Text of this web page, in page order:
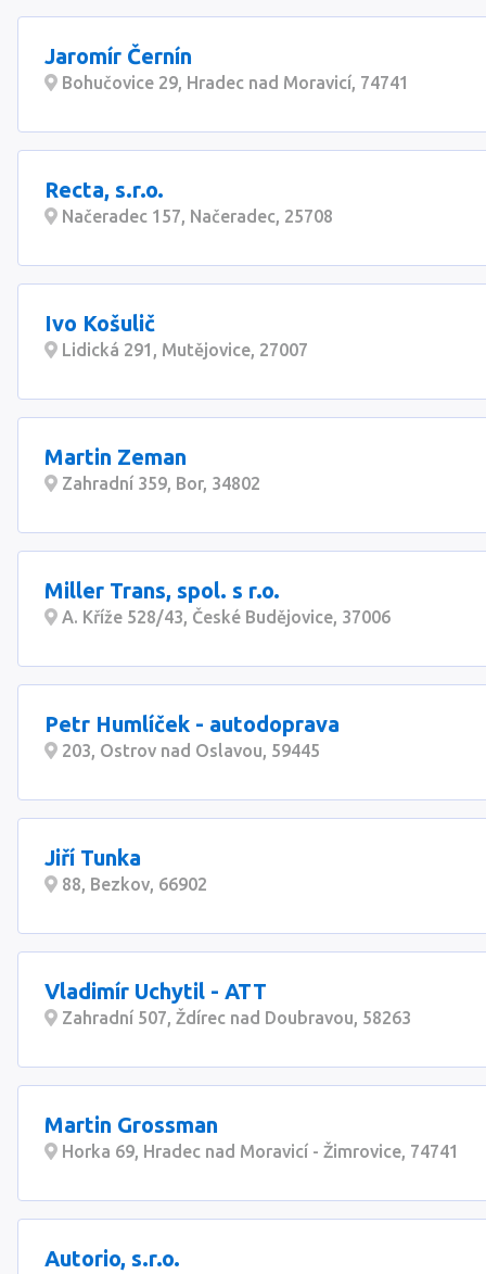
Jaromír Černín
Bohučovice 29, Hradec nad Moravicí, 74741
Recta, s.r.o.
Načeradec 157, Načeradec, 25708
Ivo Košulič
Lidická 291, Mutějovice, 27007
Martin Zeman
Zahradní 359, Bor, 34802
Miller Trans, spol. s r.o.
A. Kříže 528/43, České Budějovice, 37006
Petr Humlíček - autodoprava
203, Ostrov nad Oslavou, 59445
Jiří Tunka
88, Bezkov, 66902
Vladimír Uchytil - ATT
Zahradní 507, Ždírec nad Doubravou, 58263
Martin Grossman
Horka 69, Hradec nad Moravicí - Žimrovice, 74741
Autorio, s.r.o.